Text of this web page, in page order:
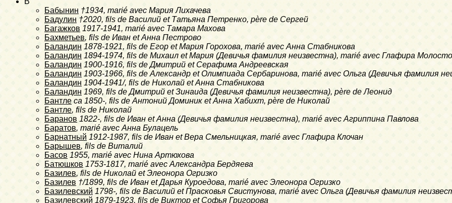
Бабынин †1934, marié avec Мария Лихачева
Бадулин †2020, fils de Василий et Татьяна Петренко, père de Сергей
Багажков 1917-1941, marié avec Тамара Махова
Бахметьев, fils de Иван et Анна Пестрово
Баландин 1878-1921, fils de Егор et Мария Горохова, marié avec Анна Стабникова
Баландин 1894-1974, fils de Михаил et Мария (Девичья фамилия неизвестна), marié avec Глафира
Баландин 1900-1916, fils de Дмитрий et Серафима Андреевская
Баландин 1903-1966, fils de Александр et Олимпиада Сербаринова, marié avec Ольга (Девичья фамилия
Баландин 1904-1941/, fils de Николай et Анна Стабникова
Баландин 1969, fils de Дмитрий et Зинаида (Девичья фамилия неизвестна), père de Леонид
Бантле ca 1850-, fils de Антоний Доминик et Анна Хабихт, père de Николай
Бантле, fils de Николай
Баранов 1822-, fils de Иван et Анна (Девичья фамилия неизвестна), marié avec Агриппина Павлова
Баратов, marié avec Анна Булацель
Барнатный 1912-1987, fils de Иван et Вера Смельницкая, marié avec Глафира Клочан
Барышев, fils de Виталий
Басов 1955, marié avec Нина Артюхова
Батюшков 1753-1817, marié avec Александра Бердяева
Базилев, fils de Николай et Элеонора Огризко
Базилев †/1899, fils de Иван et Дарья Куроедова, marié avec Элеонора Огризко
Базилевский 1798-, fils de Василий et Прасковья Свистунова, marié avec Ольга (Девичья фамилия
Базилевский 1879-1923, fils de Виктор et Софья Григорова